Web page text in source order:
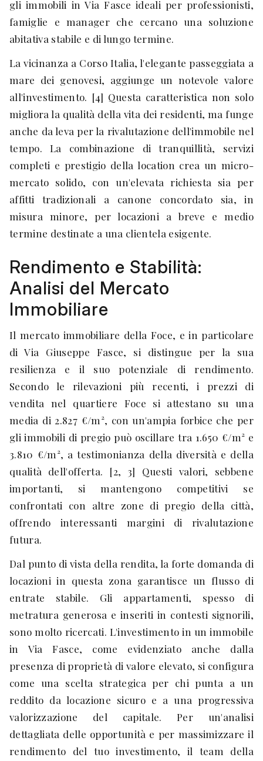
gli immobili in Via Fasce ideali per professionisti,
famiglie e manager che cercano una soluzione
abitativa stabile e di lungo termine.
La vicinanza a Corso Italia, l'elegante passeggiata a
mare dei genovesi, aggiunge un notevole valore
all'investimento. [4] Questa caratteristica non solo
migliora la qualità della vita dei residenti, ma funge
anche da leva per la rivalutazione dell'immobile nel
tempo. La combinazione di tranquillità, servizi
completi e prestigio della location crea un micro-
mercato solido, con un'elevata richiesta sia per
affitti tradizionali a canone concordato sia, in
misura minore, per locazioni a breve e medio
termine destinate a una clientela esigente.
Rendimento e Stabilità:
Analisi del Mercato
Immobiliare
Il mercato immobiliare della Foce, e in particolare
di Via Giuseppe Fasce, si distingue per la sua
resilienza e il suo potenziale di rendimento.
Secondo le rilevazioni più recenti, i prezzi di
vendita nel quartiere Foce si attestano su una
media di 2.827 €/m², con un'ampia forbice che per
gli immobili di pregio può oscillare tra 1.650 €/m² e
3.810 €/m², a testimonianza della diversità e della
qualità dell'offerta. [2, 3] Questi valori, sebbene
importanti, si mantengono competitivi se
confrontati con altre zone di pregio della città,
offrendo interessanti margini di rivalutazione
futura.
Dal punto di vista della rendita, la forte domanda di
locazioni in questa zona garantisce un flusso di
entrate stabile. Gli appartamenti, spesso di
metratura generosa e inseriti in contesti signorili,
sono molto ricercati. L'investimento in un immobile
in Via Fasce, come evidenziato anche dalla
presenza di proprietà di valore elevato, si configura
come una scelta strategica per chi punta a un
reddito da locazione sicuro e a una progressiva
valorizzazione del capitale. Per un'analisi
dettagliata delle opportunità e per massimizzare il
rendimento del tuo investimento, il team della